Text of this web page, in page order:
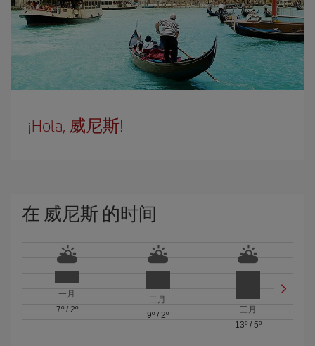
¡Hola, 威尼斯!
在 威尼斯 的时间
一月
7º/ 2º
二月
9º/ 2º
三月
13º/ 5º